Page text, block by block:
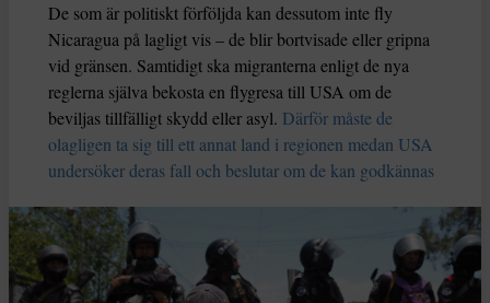
De som är politiskt förföljda kan dessutom inte fly
Nicaragua på lagligt vis – de blir bortvisade eller gripna
vid gränsen. Samtidigt ska migranterna enligt de nya
reglerna själva bekosta en flygresa till USA om de
beviljas tillfälligt skydd eller asyl. Därför måste de
olagligen ta sig till ett annat land i regionen medan USA
undersöker deras fall och beslutar om de kan godkännas